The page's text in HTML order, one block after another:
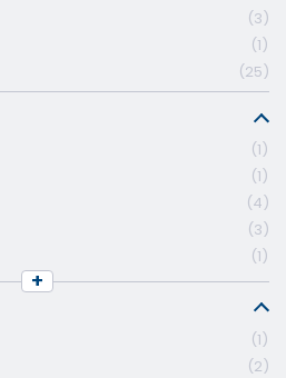
3
1
25
1
1
4
3
1
+
1
2